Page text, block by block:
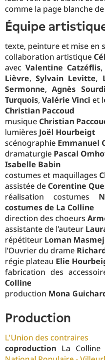
comme la page blanche de
équipe
texte, peinture et mise en
collaboration artistique
avec Valentine Catzéflis,
Lièvre, Sylvain Levitte,
Sermonne, Agnès
Turquois, Valérie Vinci et
Christian Paccoud
musique Christian
lumières Joël Hourbeigt
scénographie Emmanuel
dramaturgie Pascal
Isabelle Babin
costumes et maquillages
assistée de Corentine
réalisation costumes
costumes de La Colline
direction des choeurs
assistante de l’auteur
répétiteur Loman
l’Ouvrier du drame
régie plateau Elie
fabrication des
Colline
production Mona
production
L'Union des contraires
coproduction La